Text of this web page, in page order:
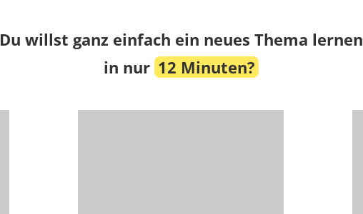
Du willst ganz einfach ein neues Thema lernen
in nur 12 Minuten?